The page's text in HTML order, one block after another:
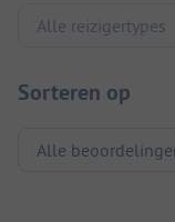
Sorteren op